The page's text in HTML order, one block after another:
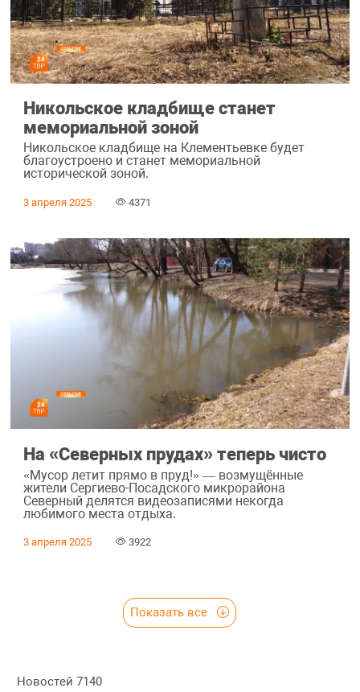
Никольское кладбище станет
мемориальной зоной
Никольское кладбище на Клементьевке будет
благоустроено и станет мемориальной
исторической зоной.
3 апреля 2025 4371
На «Северных прудах» теперь чисто
«Мусор летит прямо в пруд!» — возмущённые
жители Сергиево-Посадского микрорайона
Северный делятся видеозаписями некогда
любимого места отдыха.
3 апреля 2025 3922
Показать все
Новостей 7140